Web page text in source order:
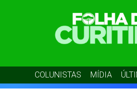
COLUNISTAS MÍDIA